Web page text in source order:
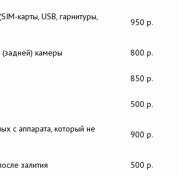
карты, USB, гарнитуры,
950 р.
камеры 800 р.
850 р.
500 р.
с аппарата, который не
900 р.
залития 500 р.